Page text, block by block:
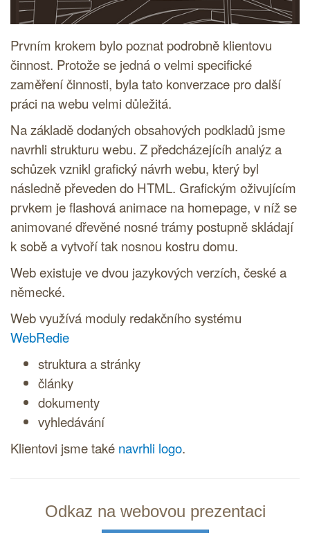
Prvním krokem bylo poznat podrobně klientovu
činnost. Protože se jedná o velmi specifické
zaměření činnosti, byla tato konverzace pro další
práci na webu velmi důležitá.
Na základě dodaných obsahových podkladů jsme
navrhli strukturu webu. Z předcházejícíh analýz a
schůzek vznikl grafický návrh webu, který byl
následně převeden do HTML. Grafickým oživujícím
prvkem je flashová animace na homepage, v níž se
animované dřevěné nosné trámy postupně skládají
k sobě a vytvoří tak nosnou kostru domu.
Web existuje ve dvou jazykových verzích, české a
německé.
Web využívá moduly redakčního systému
WebRedie
struktura a stránky
články
dokumenty
vyhledávání
Klientovi jsme také navrhli logo.
Odkaz na webovou prezentaci